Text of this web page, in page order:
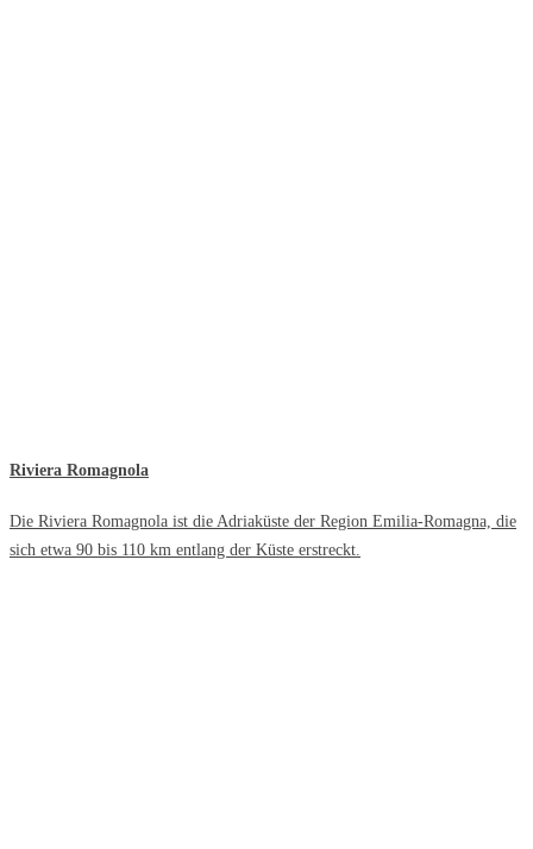
Riviera Romagnola
Die Riviera Romagnola ist die Adriaküste der Region Emilia-Romagna, die
sich etwa 90 bis 110 km entlang der Küste erstreckt.